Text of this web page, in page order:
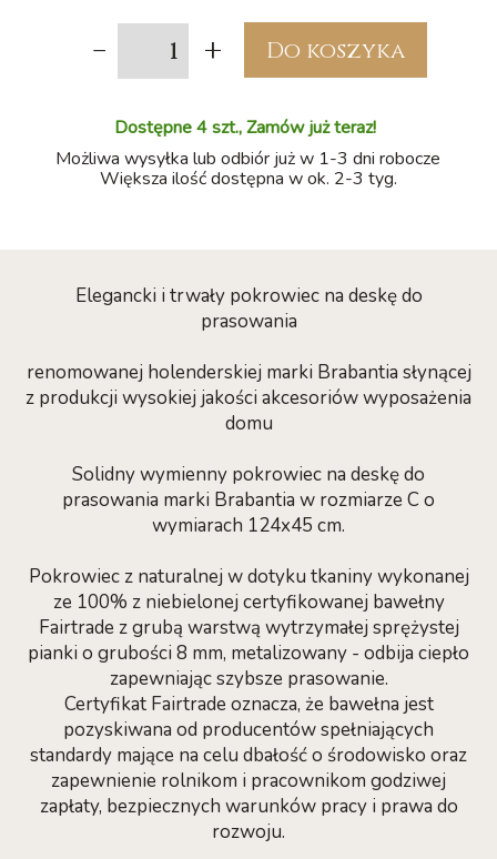
- + Do koszyka
Dostępne 4 szt., Zamów już teraz!
Możliwa wysyłka lub odbiór już w 1-3 dni robocze
Większa ilość dostępna w ok. 2-3 tyg.
Elegancki i trwały pokrowiec na deskę do
prasowania
renomowanej holenderskiej marki Brabantia słynącej
z produkcji wysokiej jakości akcesoriów wyposażenia
domu
Solidny wymienny pokrowiec na deskę do
prasowania marki Brabantia w rozmiarze C o
wymiarach 124x45 cm.
Pokrowiec z naturalnej w dotyku tkaniny wykonanej
ze 100% z niebielonej certyfikowanej bawełny
Fairtrade z grubą warstwą wytrzymałej sprężystej
pianki o grubości 8 mm, metalizowany - odbija ciepło
zapewniając szybsze prasowanie.
Certyfikat Fairtrade oznacza, że bawełna jest
pozyskiwana od producentów spełniających
standardy mające na celu dbałość o środowisko oraz
zapewnienie rolnikom i pracownikom godziwej
zapłaty, bezpiecznych warunków pracy i prawa do
rozwoju.